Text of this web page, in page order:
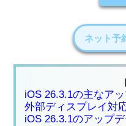
ネット予
iOS 26.3.1の主なア
外部ディスプレイ対
iOS 26.3.1のアップ